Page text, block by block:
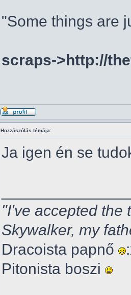
"Some things are
scraps->http://
Hozzászólás témája:
Ja igen én se
"I've accepted the
Skywalker, my
Dracoista papnő
Pitonista boszi